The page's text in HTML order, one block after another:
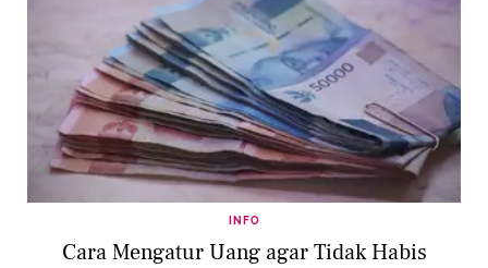
INFO
Cara Mengatur Uang agar Tidak Habis